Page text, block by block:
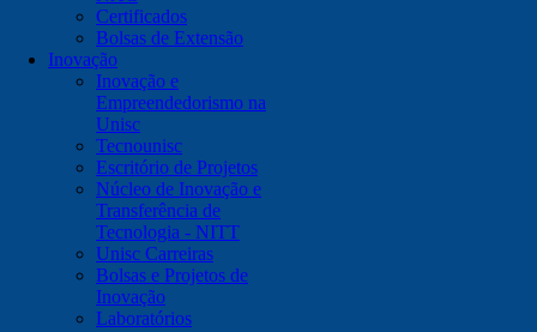
Certificados
Bolsas de Extensão
Inovação
Inovação e
Empreendedorismo na
Unisc
Tecnounisc
Escritório de Projetos
Núcleo de Inovação e
Transferência de
Tecnologia - NITT
Unisc Carreiras
Bolsas e Projetos de
Inovação
Laboratórios